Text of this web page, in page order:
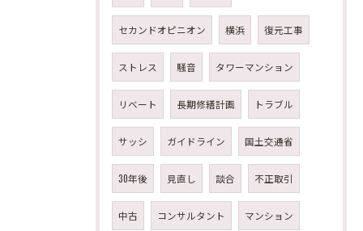
セカンドオピニオン 横浜 復元工事
ストレス 騒音 タワーマンション
リベート 長期修繕計画 トラブル
サッシ ガイドライン 国土交通省
30年後 見直し 談合 不正取引
中古 コンサルタント マンション